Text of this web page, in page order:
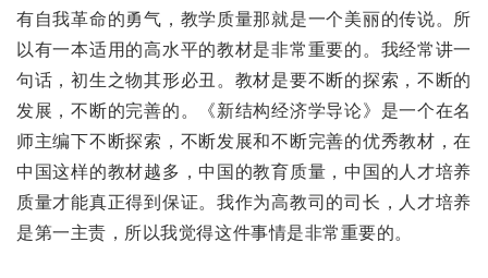
有自我革命的勇气，教学质量那就是一个美丽的传说。所
以有一本适用的高水平的教材是非常重要的。我经常讲一
句话，初生之物其形必丑。教材是要不断的探索，不断的
发展，不断的完善的。《新结构经济学导论》是一个在名
师主编下不断探索，不断发展和不断完善的优秀教材，在
中国这样的教材越多，中国的教育质量，中国的人才培养
质量才能真正得到保证。我作为高教司的司长，人才培养
是第一主责，所以我觉得这件事情是非常重要的。